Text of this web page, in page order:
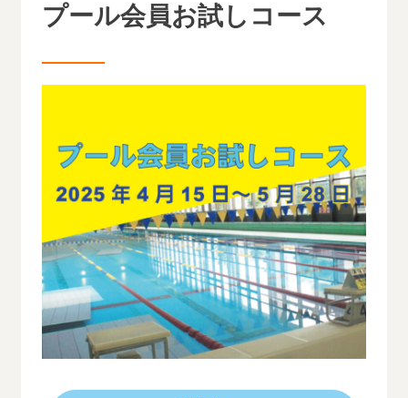
プール会員お試しコース